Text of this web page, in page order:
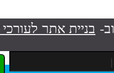
בניית אתר לעורכי